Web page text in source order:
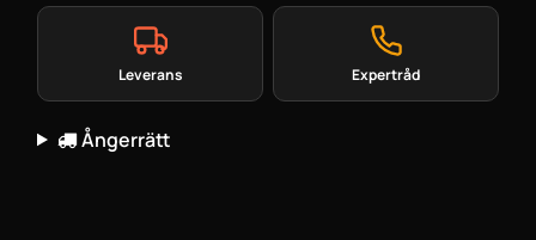
Leverans Expertråd
Ångerrätt